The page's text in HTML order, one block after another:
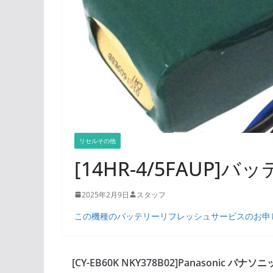
リセルその他
[14HR-4/5FAUP]バッ
2025年2月9日 スタッフ
この機種のバッテリーリフレッシュサービスのお
[CY-EB60K NKY378B02]Panasonic パナソニ